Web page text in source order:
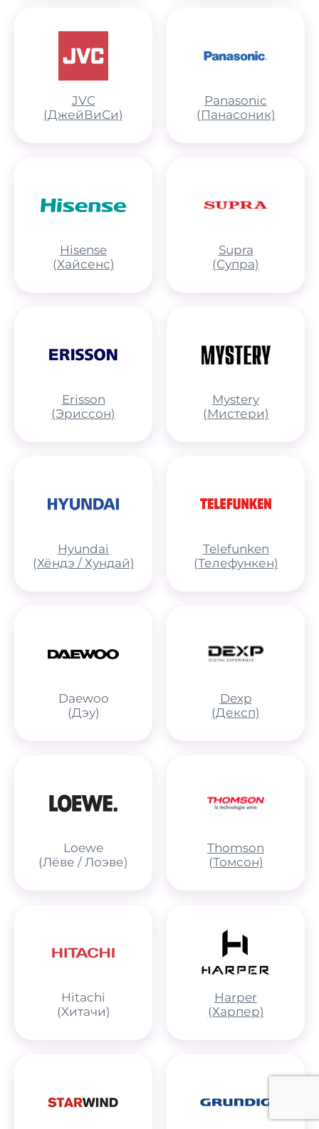
JVC
(ДжейВиСи)
Panasonic
(Панасоник)
Hisense
(Хайсенс)
Supra
(Супра)
Erisson
(Эриссон)
Mystery
(Мистери)
Hyundai
(Хёндэ / Хундай)
Telefunken
(Телефункен)
Daewoo
(Дэу)
Dexp
(Дексп)
Loewe
(Лёве / Лоэве)
Thomson
(Томсон)
Hitachi
(Хитачи)
Harper
(Харпер)